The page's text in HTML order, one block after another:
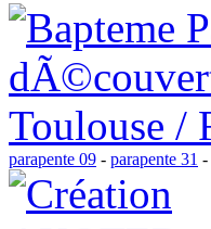
parapente 09 - parapente 31 -